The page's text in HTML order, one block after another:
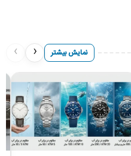
نمایش بیشتر ‹
›